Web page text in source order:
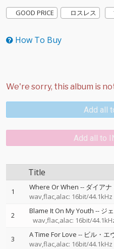
GOOD PRICE
ロスレス
How To Buy
Add all
Add all to
Title
1 Where Or When -- ダイア
wav,flac,alac: 16bit/44.1kHz
2 Blame It On My Youth -- ジ
wav,flac,alac: 16bit/
3 A Time For Love -- ビル・エ
wav,flac,alac: 16bit/44.1kHz